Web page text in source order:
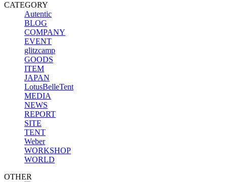
CATEGORY
Autentic
BLOG
COMPANY
EVENT
glitzcamp
GOODS
ITEM
JAPAN
LotusBelleTent
MEDIA
NEWS
REPORT
SITE
TENT
Weber
WORKSHOP
WORLD
OTHER